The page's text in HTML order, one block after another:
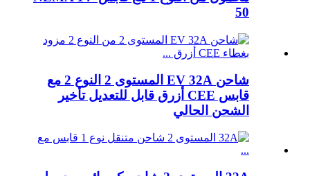
50
شاحن EV 32A المستوى 2 النوع 2 مع
قابس CEE أزرق قابل للتعديل تأخير
الشحن الحالي